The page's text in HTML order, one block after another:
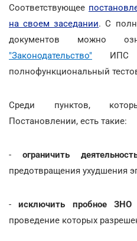
Соответствующее
на своем заседании. С
документов можно
"Законодательство" ИПС
полнофункциональный
Среди пунктов,
Постановлении, есть такие:
- ограничить
предотвращения ухудшения
-исключить пробное ЗНО
проведение которых